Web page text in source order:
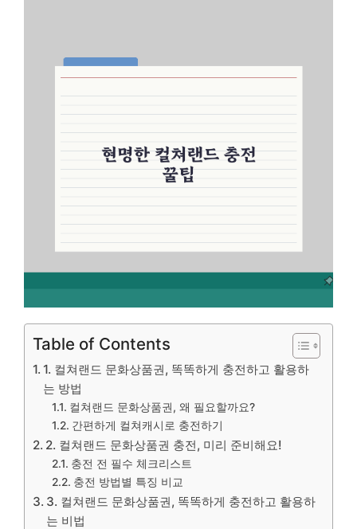
Table of Contents
1. 컬쳐랜드 문화상품권, 똑똑하게 충전하고 활용하
는 방법
컬쳐랜드 문화상품권, 왜 필요할까요?
간편하게 컬쳐캐시로 충전하기
2. 컬쳐랜드 문화상품권 충전, 미리 준비해요!
충전 전 필수 체크리스트
충전 방법별 특징 비교
3. 컬쳐랜드 문화상품권, 똑똑하게 충전하고 활용하
는 비법